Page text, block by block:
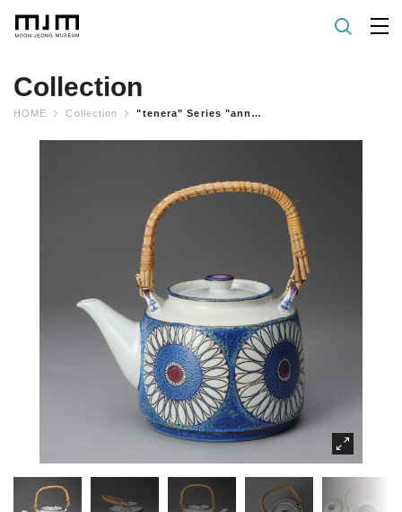
Collection
HOME Collection "tenera" Series "annette" Tea Pot